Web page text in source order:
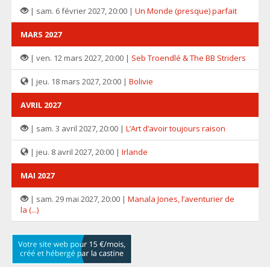
| sam. 6 février 2027, 20:00 | Un Monde (presque) parfait
MARS 2027
| ven. 12 mars 2027, 20:00 | Seb Troendlé & The BB Striders
| jeu. 18 mars 2027, 20:00 | Bolivie
AVRIL 2027
| sam. 3 avril 2027, 20:00 | L’Art d’avoir toujours raison
| jeu. 8 avril 2027, 20:00 | Irlande
MAI 2027
| sam. 29 mai 2027, 20:00 | Manala Jones, l’aventurier de
la (...)